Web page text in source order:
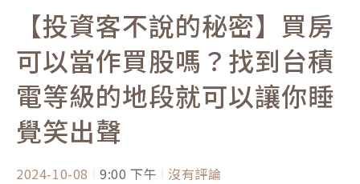
【投資客不說的秘密】買房
可以當作買股嗎？找到台積
電等級的地段就可以讓你睡
覺笑出聲
2024-10-08 9:00 下午 沒有評論